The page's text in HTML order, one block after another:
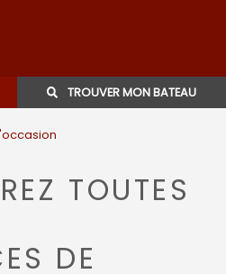
TROUVER MON BATEAU
TOUTES
DE